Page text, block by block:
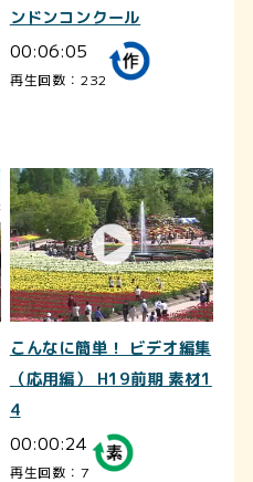
ンドンコンクール
00:06:05
再生回数：232
こんなに簡単！ ビデオ編集
（応用編） H19前期 素材1
4
00:00:24
再生回数：7